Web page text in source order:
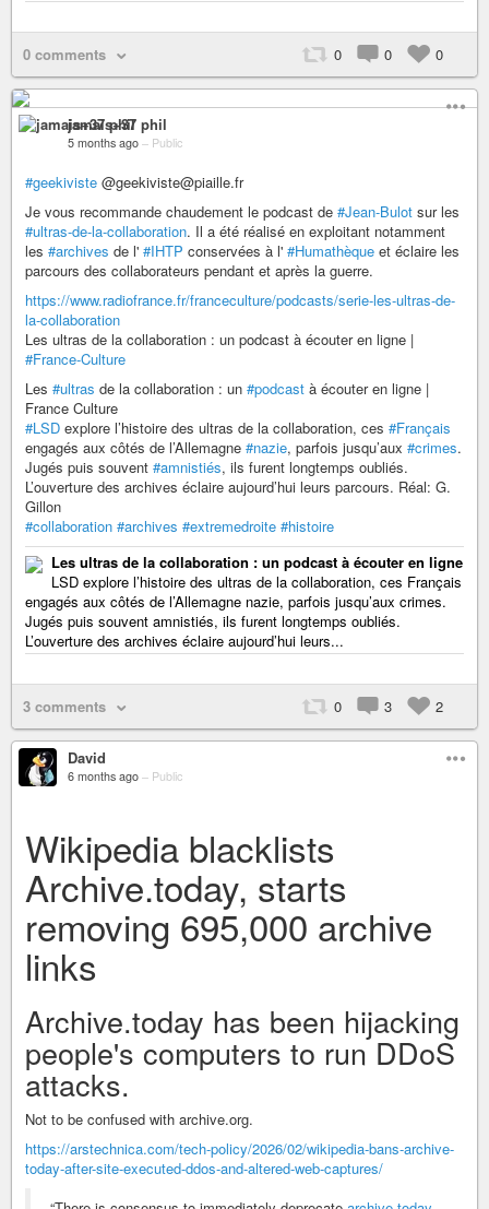
0 comments 0 0 0
jamais+37 phil
5 months ago – Public
#geekiviste @geekiviste@piaille.fr
Je vous recommande chaudement le podcast de #Jean-Bulot sur les
#ultras-de-la-collaboration. Il a été réalisé en exploitant notamment
les #archives de l' #IHTP conservées à l' #Humathèque et éclaire les
parcours des collaborateurs pendant et après la guerre.
https://www.radiofrance.fr/franceculture/podcasts/serie-les-ultras-de-
la-collaboration
Les ultras de la collaboration : un podcast à écouter en ligne |
#France-Culture
Les #ultras de la collaboration : un #podcast à écouter en ligne |
France Culture
#LSD explore l’histoire des ultras de la collaboration, ces #Français
engagés aux côtés de l’Allemagne #nazie, parfois jusqu’aux #crimes.
Jugés puis souvent #amnistiés, ils furent longtemps oubliés.
L’ouverture des archives éclaire aujourd’hui leurs parcours. Réal: G.
Gillon
#collaboration #archives #extremedroite #histoire
Les ultras de la collaboration : un podcast à écouter en ligne
LSD explore l’histoire des ultras de la collaboration, ces Français
engagés aux côtés de l’Allemagne nazie, parfois jusqu’aux crimes.
Jugés puis souvent amnistiés, ils furent longtemps oubliés.
L’ouverture des archives éclaire aujourd’hui leurs...
3 comments 0 3 2
David
6 months ago – Public
Wikipedia blacklists
Archive.today, starts
removing 695,000 archive
links
Archive.today has been hijacking
people's computers to run DDoS
attacks.
Not to be confused with archive.org.
https://arstechnica.com/tech-policy/2026/02/wikipedia-bans-archive-
today-after-site-executed-ddos-and-altered-web-captures/